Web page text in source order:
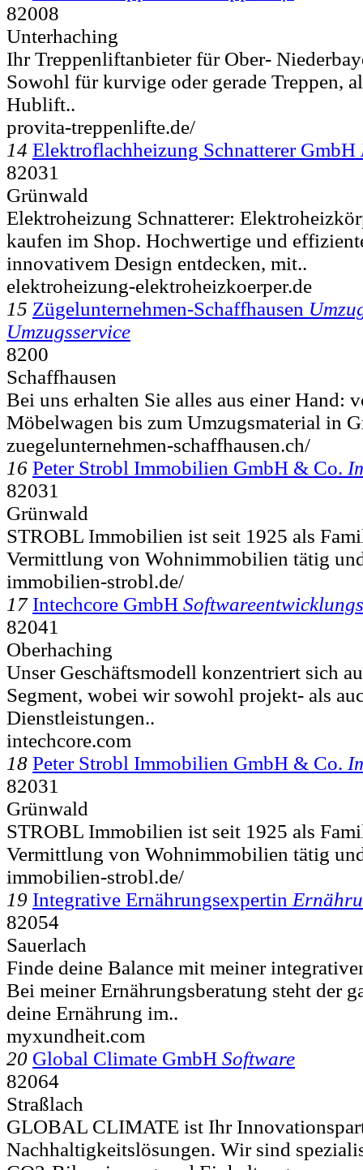
82008
Unterhaching
Ihr Treppenliftanbieter für Ober-
Sowohl für kurvige oder gerade Treppen,
Hublift..
provita-treppenlifte.de/
14 Elektroflachheizung Schnatterer GmbH
82031
Grünwald
Elektroheizung Schnatterer:
kaufen im Shop. Hochwertige und
innovativem Design entdecken, mit..
elektroheizung-elektroheizkoerper.de
15 Zügelunternehmen-Schaffhausen
Umzugsservice
8200
Schaffhausen
Bei uns erhalten Sie alles aus einer Hand:
Möbelwagen bis zum Umzugsmaterial in
zuegelunternehmen-schaffhausen.ch/
16 Peter Strobl Immobilien GmbH & Co.
82031
Grünwald
STROBL Immobilien ist seit 1925 als
Vermittlung von Wohnimmobilien tätig
immobilien-strobl.de/
17 Intechcore GmbH
82041
Oberhaching
Unser Geschäftsmodell konzentriert sich
Segment, wobei wir sowohl projekt- als
Dienstleistungen..
intechcore.com
18 Peter Strobl Immobilien GmbH & Co.
82031
Grünwald
STROBL Immobilien ist seit 1925 als
Vermittlung von Wohnimmobilien tätig
immobilien-strobl.de/
19 Integrative Ernährungsexpertin
82054
Sauerlach
Finde deine Balance mit meiner
Bei meiner Ernährungsberatung steht der
deine Ernährung im..
myxundheit.com
20 Global Climate GmbH Software
82064
Straßlach
GLOBAL CLIMATE ist Ihr
Nachhaltigkeitslösungen. Wir sind